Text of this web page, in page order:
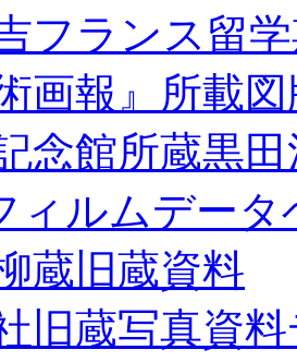
フランス留
術画報』所載
念館所蔵黒
ィルムデータ
蔵旧蔵資料
旧蔵写真資